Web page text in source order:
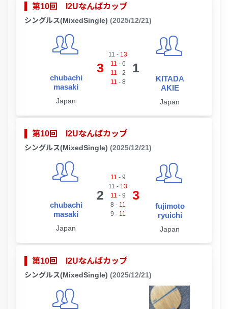
第10回 I2Uなんばカップ
シングルス(MixedSingle) (2025/12/21)
chubachi
masaki
Japan
3
11 - 13
11 - 6
11 - 2
11 - 8
1
KITADA
AKIE
Japan
第10回 I2Uなんばカップ
シングルス(MixedSingle) (2025/12/21)
chubachi
masaki
Japan
2
11 - 9
11 - 13
11 - 9
8 - 11
9 - 11
3
fujimoto
ryuichi
Japan
第10回 I2Uなんばカップ
シングルス(MixedSingle) (2025/12/21)